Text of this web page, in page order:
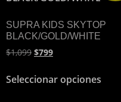
SUPRA KIDS SKYTOP
BLACK/GOLD/WHITE
$1,099 $799
Seleccionar opciones